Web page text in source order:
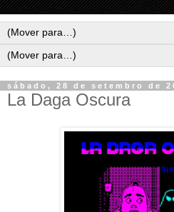
sábado, 28 de setembro de
La Daga Oscura